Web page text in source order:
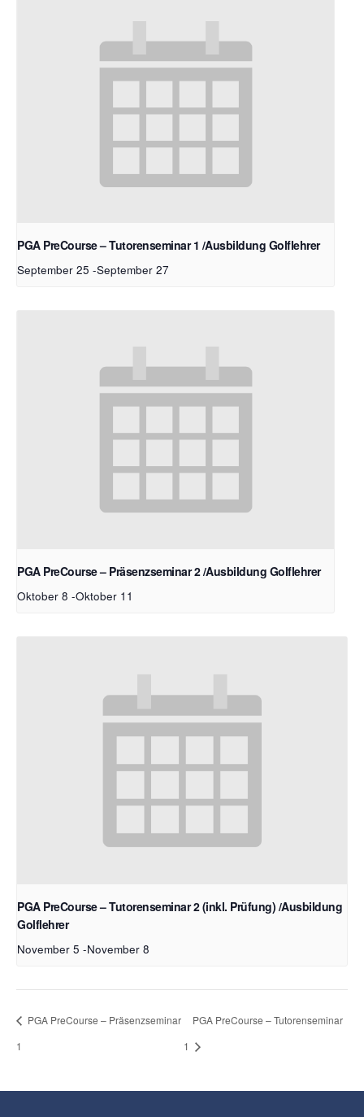
PGA PreCourse – Tutorenseminar 1 /Ausbildung Golflehrer
September 25 -September 27
PGA PreCourse – Präsenzseminar 2 /Ausbildung Golflehrer
Oktober 8 -Oktober 11
PGA PreCourse – Tutorenseminar 2 (inkl. Prüfung) /Ausbildung
Golflehrer
November 5 -November 8
PGA PreCourse – Präsenzseminar
1
PGA PreCourse – Tutorenseminar
1